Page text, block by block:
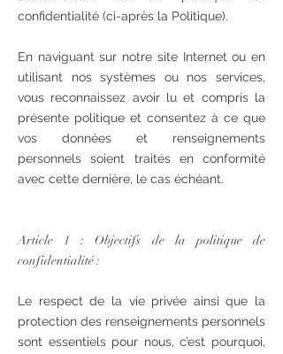
confidentialité (ci-après la Politique).
En naviguant sur notre site Internet ou en
utilisant nos systèmes ou nos services,
vous reconnaissez avoir lu et compris la
présente politique et consentez à ce que
vos données et renseignements
personnels soient traités en conformité
avec cette dernière, le cas échéant.
Article 1 : Objectifs de la politique de
confidentialité :
Le respect de la vie privée ainsi que la
protection des renseignements personnels
sont essentiels pour nous, c’est pourquoi,